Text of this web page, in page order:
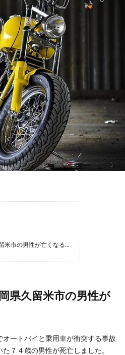
米市の男性が亡くなる…
県久留米市の男性が
ートバイと乗用車が衝突する事故
７４歳の男性が死亡しました。